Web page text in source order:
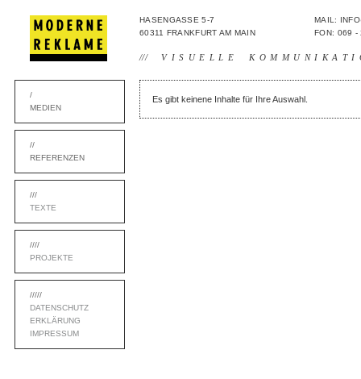
HASENGASSE 5-7
60311 FRANKFURT AM MAIN
MAIL:
FON: 069 -
/// VISUELLE
/
MEDIEN
//
REFERENZEN
///
TEXTE
////
PROJEKTE
/////
DATENSCHUTZ
ERKLÄRUNG
IMPRESSUM
Es gibt keinene Inhalte für Ihre Auswahl.